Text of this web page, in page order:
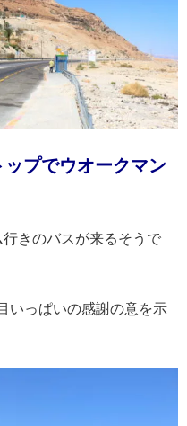
プでウオークマン
きのバスが来るそうで
いっぱいの感謝の意を示